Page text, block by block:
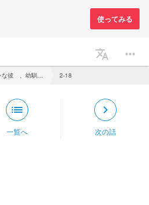
translate more_horiz
2‐18
list
一覧へ
keyboard_arrow_right
次の話